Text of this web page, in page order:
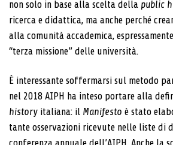
non solo in base alla scelta della public
ricerca e didattica, ma anche perché
alla comunità accademica,
“terza missione” delle università.
È interessante soffermarsi sul metodo
nel 2018 AIPH ha inteso portare alla
history italiana: il Manifesto è stato
tante osservazioni ricevute nelle liste di
conferenza annuale dell’AIPH. Anche la